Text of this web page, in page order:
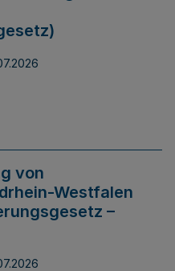
von
Westfalen
–